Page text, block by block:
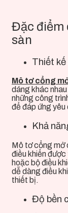
Đặc điểm
sàn
Thiết
Mô tơ cổng
dáng khác
những công
để đáp ứng yêu
Khả
Mô tơ cổng mở
điều khiển
hoặc bộ điều
dễ dàng điều
thiết bị.
Độ bền